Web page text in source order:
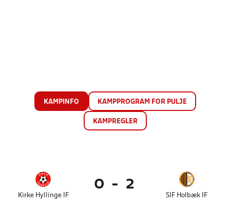
KAMPINFO KAMPPROGRAM FOR PULJE
KAMPREGLER
Kirke Hyllinge IF
0 - 2
SIF Holbæk IF